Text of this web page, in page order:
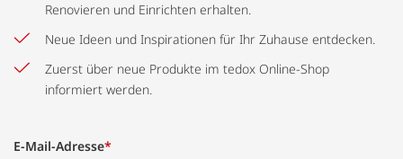
Renovieren und Einrichten erhalten.
Neue Ideen und Inspirationen für Ihr Zuhause entdecken.
Zuerst über neue Produkte im tedox Online-Shop
informiert werden.
E-Mail-Adresse*